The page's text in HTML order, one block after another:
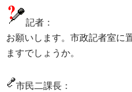
記者：
お願いします。市政記者室に
ますでしょうか。
市民二課長：